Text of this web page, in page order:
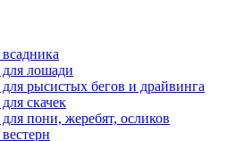
лошади
рысистых бегов и драйвинга
скачек
пони, жеребят, осликов